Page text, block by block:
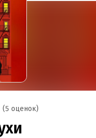
(5 оценок)